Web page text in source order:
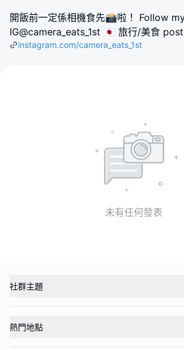
開飯前一定係相機食先📸啦！ Follow
IG@camera_eats_1st 🇯🇵 旅行/美食
instagram.com/camera_eats_1st
未有任何發表
社群主題
熱門地點